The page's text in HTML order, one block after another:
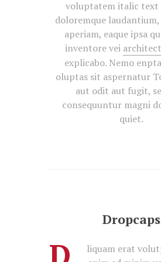
voluptatem italic text
doloremque
aperiam, eaque ipsa
inventore vei
explicabo. Nemo
oluptas sit aspernatur
aut odit aut fugit,
consequuntur magni
quiet.
Dropcaps
liquam erat